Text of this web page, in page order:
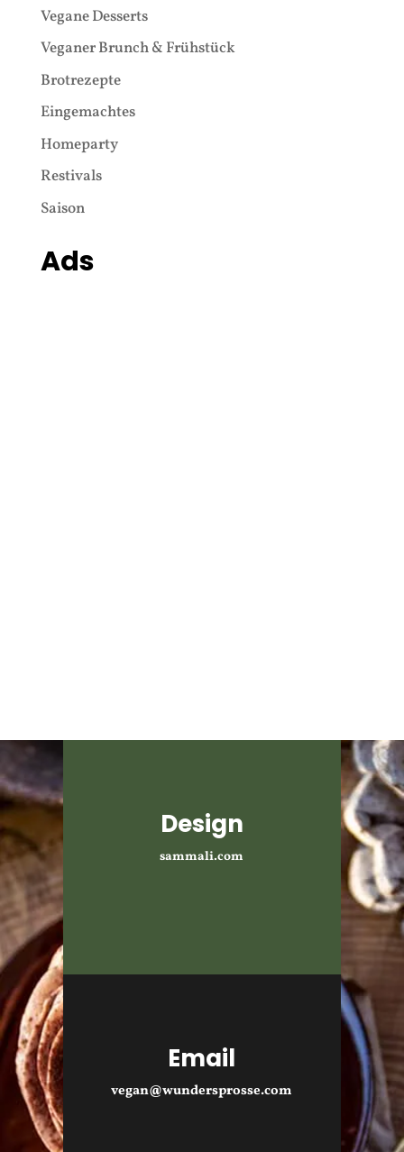
Vegane Desserts
Veganer Brunch & Frühstück
Brotrezepte
Eingemachtes
Homeparty
Restivals
Saison
Ads
Design
sammali.com
Email
vegan@wundersprosse.com